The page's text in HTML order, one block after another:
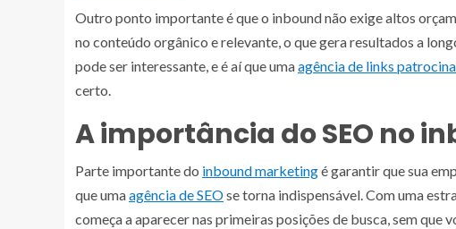
Outro ponto importante é que o inbound não exige altos
no conteúdo orgânico e relevante, o que gera resultados a
pode ser interessante, e é aí que umaagência de links
certo.
A importância do SEO no
Parte importante do inbound marketingé garantir que sua
que umaagência de SEOse torna indispensável. Com uma
começa a aparecer nas primeiras posições de busca, sem